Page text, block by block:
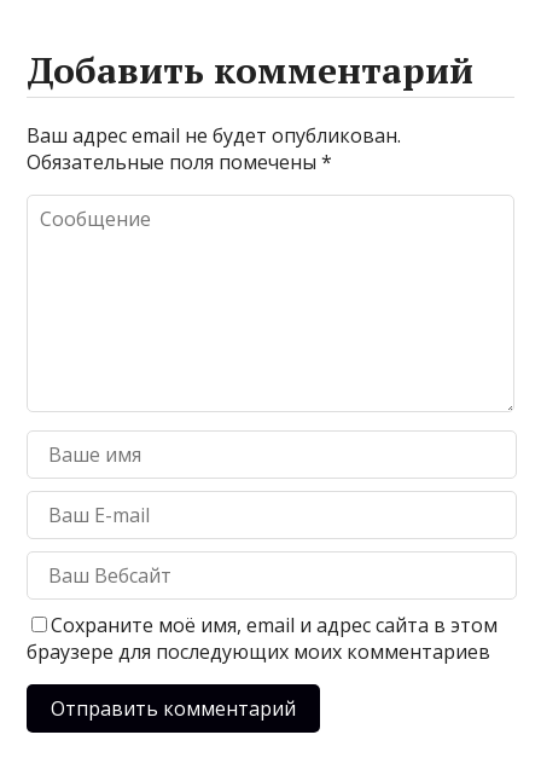
Добавить комментарий
Ваш адрес email не будет опубликован.
Обязательные поля помечены*
Сохраните моё имя, email и адрес сайта в этом
браузере для последующих моих комментариев